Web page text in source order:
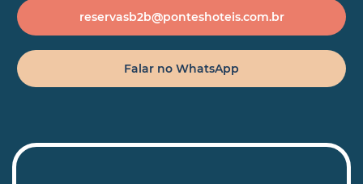
reservasb2b@ponteshoteis.com.br
Falar no WhatsApp